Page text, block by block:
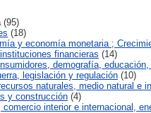
(95)
(18)
y economía monetaria ;
financieras (14)
demografía,
legislación y regulación (10)
naturales, medio natural e
y construcción (4)
comercio interior e internacional,